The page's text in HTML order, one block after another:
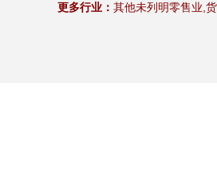
更多行业： 其他未列明零售业,